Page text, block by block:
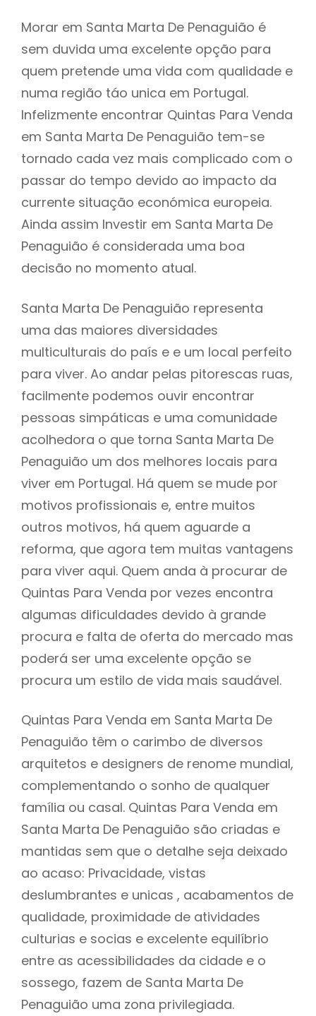
Morar em Santa Marta De Penaguião é
sem duvida uma excelente opção para
quem pretende uma vida com qualidade e
numa região táo unica em Portugal.
Infelizmente encontrar Quintas Para Venda
em Santa Marta De Penaguião tem-se
tornado cada vez mais complicado com o
passar do tempo devido ao impacto da
currente situação económica europeia.
Ainda assim Investir em Santa Marta De
Penaguião é considerada uma boa
decisão no momento atual.
Santa Marta De Penaguião representa
uma das maiores diversidades
multiculturais do país e e um local perfeito
para viver. Ao andar pelas pitorescas ruas,
facilmente podemos ouvir encontrar
pessoas simpáticas e uma comunidade
acolhedora o que torna Santa Marta De
Penaguião um dos melhores locais para
viver em Portugal. Há quem se mude por
motivos profissionais e, entre muitos
outros motivos, há quem aguarde a
reforma, que agora tem muitas vantagens
para viver aqui. Quem anda à procurar de
Quintas Para Venda por vezes encontra
algumas dificuldades devido à grande
procura e falta de oferta do mercado mas
poderá ser uma excelente opção se
procura um estilo de vida mais saudável.
Quintas Para Venda em Santa Marta De
Penaguião têm o carimbo de diversos
arquitetos e designers de renome mundial,
complementando o sonho de qualquer
família ou casal. Quintas Para Venda em
Santa Marta De Penaguião são criadas e
mantidas sem que o detalhe seja deixado
ao acaso: Privacidade, vistas
deslumbrantes e unicas , acabamentos de
qualidade, proximidade de atividades
culturias e socias e excelente equilíbrio
entre as acessibilidades da cidade e o
sossego, fazem de Santa Marta De
Penaguião uma zona privilegiada.